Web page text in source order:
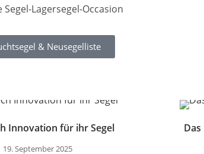
Lagersegel-Occasion
& Neusegelliste
Innovation für ihr Segel
19. September 2025